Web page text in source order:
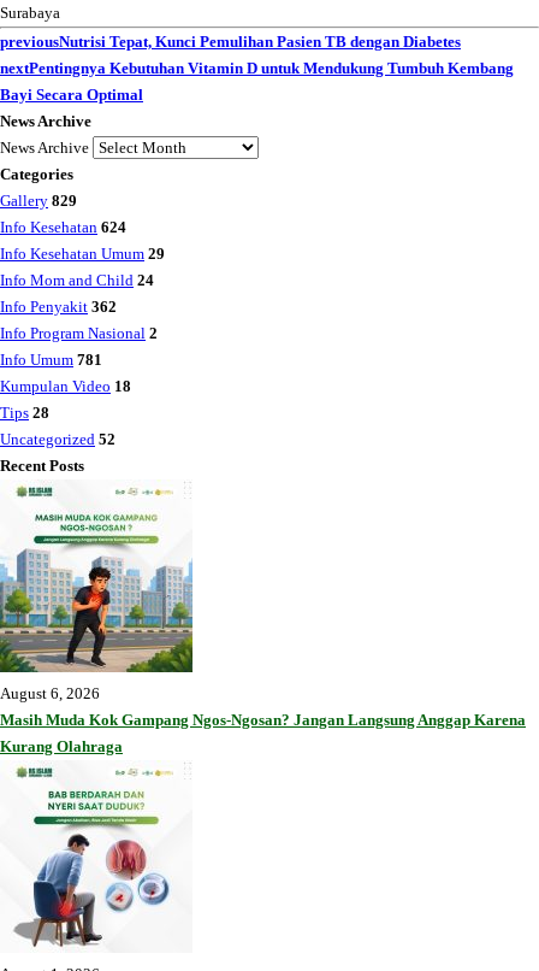
Surabaya
previousNutrisi Tepat, Kunci Pemulihan Pasien TB dengan Diabetes
nextPentingnya Kebutuhan Vitamin D untuk Mendukung Tumbuh Kembang
Bayi Secara Optimal
News Archive
News Archive
Categories
Gallery 829
Info Kesehatan 624
Info Kesehatan Umum 29
Info Mom and Child 24
Info Penyakit 362
Info Program Nasional 2
Info Umum 781
Kumpulan Video 18
Tips 28
Uncategorized 52
Recent Posts
August 6, 2026
Masih Muda Kok Gampang Ngos-Ngosan? Jangan Langsung Anggap Karena
Kurang Olahraga